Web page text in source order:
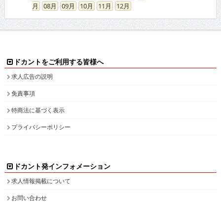
08
09 10 11 12
ドカントをご利用する皆様へ
求人広告の説明
免責事項
特商法に基づく表示
プライバシーポリシー
ドカント発インフォメーション
求人情報掲載について
お問い合わせ